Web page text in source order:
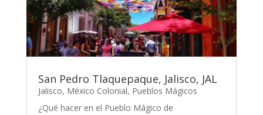
San Pedro Tlaquepaque, Jalisco, JAL
Jalisco, México Colonial, Pueblos Mágicos
¿Qué hacer en el Pueblo Mágico de